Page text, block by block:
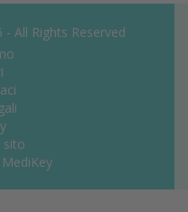
All Rights Reserved
sito